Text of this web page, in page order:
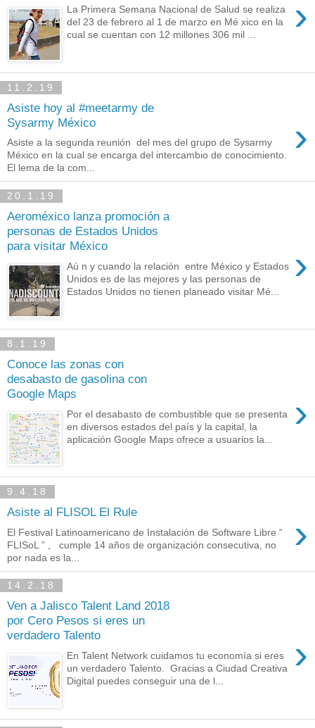
›
La Primera Semana Nacional de Salud se realiza
del 23 de febrero al 1 de marzo en Mé xico en la
cual se cuentan con 12 millones 306 mil ...
11.2.19
Asiste hoy al #meetarmy de
Sysarmy México
›
Asiste a la segunda reunión del mes del grupo de Sysarmy
México en la cual se encarga del intercambio de conocimiento.
El lema de la com...
20.1.19
Aeroméxico lanza promoción a
personas de Estados Unidos
para visitar México
›
Aú n y cuando la relación entre México y Estados
Unidos es de las mejores y las personas de
Estados Unidos no tienen planeado visitar Mé...
8.1.19
Conoce las zonas con
desabasto de gasolina con
Google Maps
›
Por el desabasto de combustible que se presenta
en diversos estados del país y la capital, la
aplicación Google Maps ofrece a usuarios la...
9.4.18
Asiste al FLISOL El Rule ›
El Festival Latinoamericano de Instalación de Software Libre “
FLISoL ” , cumple 14 años de organización consecutiva, no
por nada es la...
14.2.18
Ven a Jalisco Talent Land 2018
por Cero Pesos si eres un
verdadero Talento
›
En Talent Network cuidamos tu economía si eres
un verdadero Talento. Gracias a Ciudad Creativa
Digital puedes conseguir una de l...